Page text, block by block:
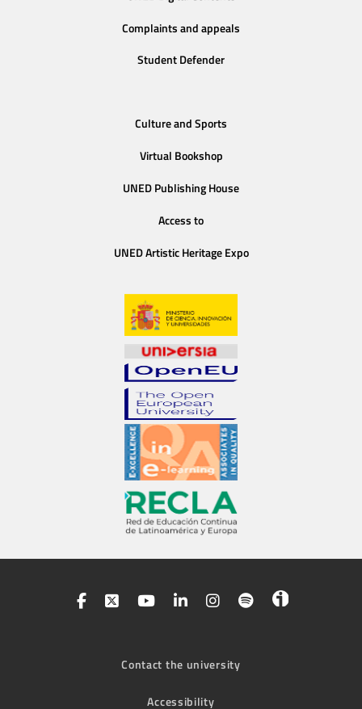
Complaints and appeals
Student Defender
Culture and Sports
Virtual Bookshop
UNED Publishing House
Access to
UNED Artistic Heritage Expo
Contact the university
Accessibility